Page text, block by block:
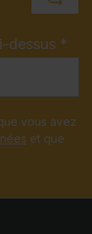
dessus *
vous avez
et que